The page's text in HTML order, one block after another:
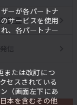
ーが各パートナ
サービスを使用
、各パートナー
または改訂につ
セスされている
（画面左下にあ
本を含むその他
告書